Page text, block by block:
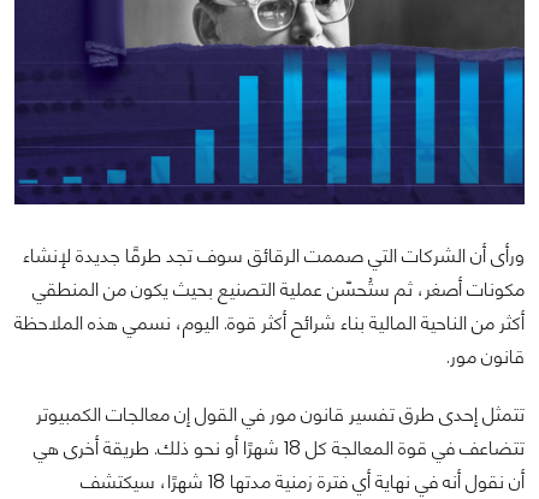
ورأى أن الشركات التي صممت الرقائق سوف تجد طرقًا جديدة لإنشاء
مكونات أصغر، ثم ستُحسّن عملية التصنيع بحيث يكون من المنطقي
أكثر من الناحية المالية بناء شرائح أكثر قوة. اليوم، نسمي هذه الملاحظة
قانون مور.
تتمثل إحدى طرق تفسير قانون مور في القول إن معالجات الكمبيوتر
تتضاعف في قوة المعالجة كل 18 شهرًا أو نحو ذلك. طريقة أخرى هي
أن نقول أنه في نهاية أي فترة زمنية مدتها 18 شهرًا، سيكتشف